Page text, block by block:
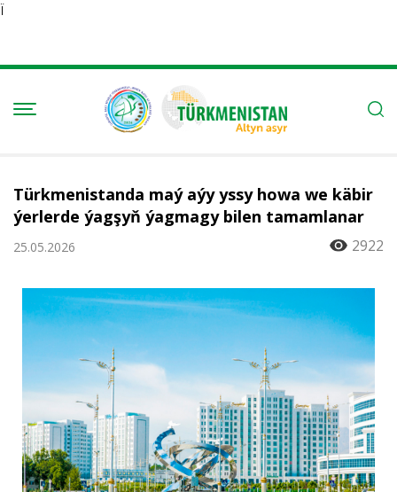
Ï
Türkmenistanda maý aýy yssy howa we käbir
ýerlerde ýagşyň ýagmagy bilen tamamlanar
25.05.2026 2922